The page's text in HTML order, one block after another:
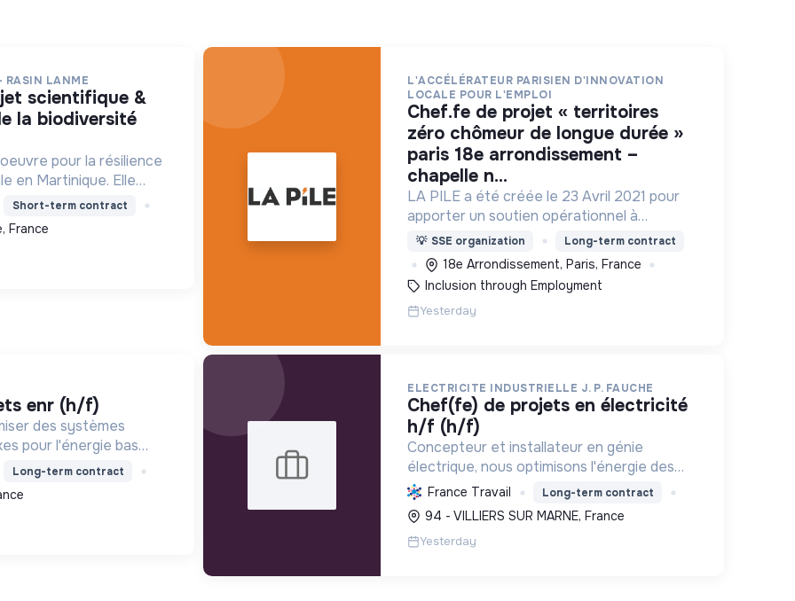
RASIN LANME
la biodiversité
pour la résilience
en Martinique. Elle
les écosystèmes
le public et
pour un aven...
Short-term contract
France
L'ACCÉLÉRATEUR PARISIEN D'INNOVATION
LOCALE POUR L'EMPLOI
chef.fe de projet « territoires
zéro chômeur de longue durée »
paris 18e arrondissement –
chapelle n...
LA PILE a été créée le 23 Avril 2021 pour
apporter un soutien opérationnel à
l'essaimage de l’expérimentation
"Territoires Zéro Chômeur de Longue
Durée" à Paris
💡 SSE organization Long-term contract
18e Arrondissement, Paris, France
Inclusion through Employment
Yesterday
enr (h/f)
des systèmes
pour l'énergie bas
durable, en
et une
Long-term contract
ELECTRICITE INDUSTRIELLE J. P. FAUCHE
chef(fe) de projets en électricité
h/f (h/f)
Concepteur et installateur en génie
électrique, nous optimisons l'énergie des
entreprises et collectivités. Engagés dans
la transition écologique avec le Label RGE,
nous offrons des solutions innovant...
France Travail Long-term contract
94 - VILLIERS SUR MARNE, France
Yesterday